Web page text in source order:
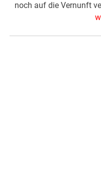
noch auf die Vernunft